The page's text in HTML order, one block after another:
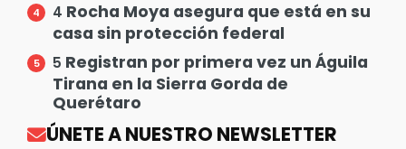
4 Rocha Moya asegura que está en su
casa sin protección federal
5 Registran por primera vez un Águila
Tirana en la Sierra Gorda de
Querétaro
ÚNETE A NUESTRO NEWSLETTER